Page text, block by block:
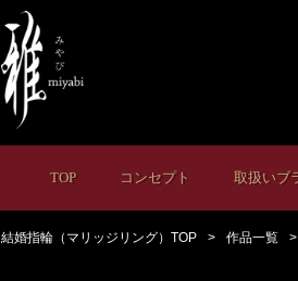
TOP コンセプト 取扱いブ
結婚指輪（マリッジリング）TOP 作品一覧